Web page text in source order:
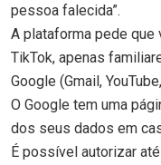
pessoa falecida”.
A plataforma pede que
TikTok, apenas
Google (Gmail,
O Google tem uma
dos seus dados em
É possível autorizar